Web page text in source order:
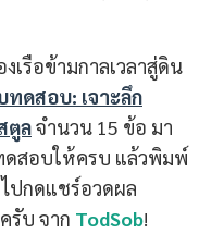
เรือข้ามกาลเวลาสู่ดิน
ทดสอบ: เจาะลึก
ตูลจำนวน 15 ข้อ มา
ดสอบให้ครบ แล้วพิมพ์
ไปกดแชร์อวดผล
รับ จาก TodSob!